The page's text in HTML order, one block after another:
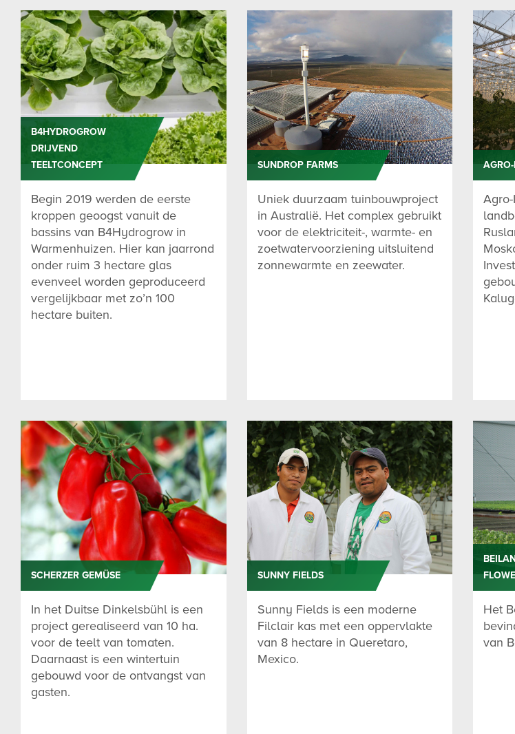
B4HYDROGROW
DRIJVEND
TEELTCONCEPT
Begin 2019 werden de eerste
kroppen geoogst vanuit de
bassins van B4Hydrogrow in
Warmenhuizen. Hier kan jaarrond
onder ruim 3 hectare glas
evenveel worden geproduceerd
vergelijkbaar met zo’n 100
hectare buiten.
SUNDROP FARMS
Uniek duurzaam tuinbouwproject
in Australië. Het complex gebruikt
voor de elektriciteit-, warmte- en
zoetwatervoorziening uitsluitend
zonnewarmte en zeewater.
SCHERZER GEMÜSE
In het Duitse Dinkelsbühl is een
project gerealiseerd van 10 ha.
voor de teelt van tomaten.
Daarnaast is een wintertuin
gebouwd voor de ontvangst van
gasten.
SUNNY FIELDS
Sunny Fields is een moderne
Filclair kas met een oppervlakte
van 8 hectare in Queretaro,
Mexico.
Het
van